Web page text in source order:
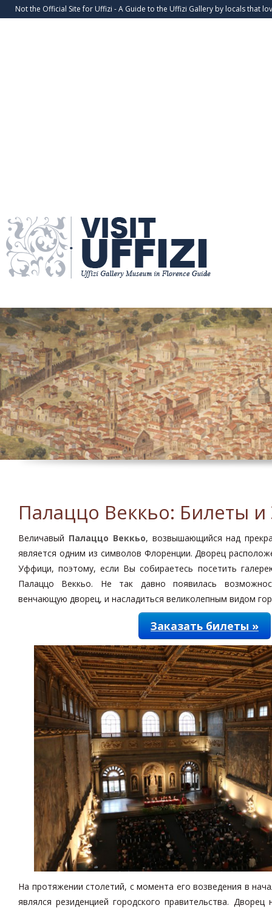
Not the Official Site for Uffizi - A Guide to the Uffizi Gallery by locals that
Палаццо Веккьо: Билеты и
Величавый Палаццо Веккьо, возвышающийся над
является одним из символов Флоренции. Дворец
Уффици, поэтому, если Вы собираетесь посетить
Палаццо Веккьо. Не так давно появилась
венчающую дворец, и насладиться великолепным видом
Заказать билеты »
На протяжении столетий, с момента его возведения в
являлся резиденцией городского правительства.